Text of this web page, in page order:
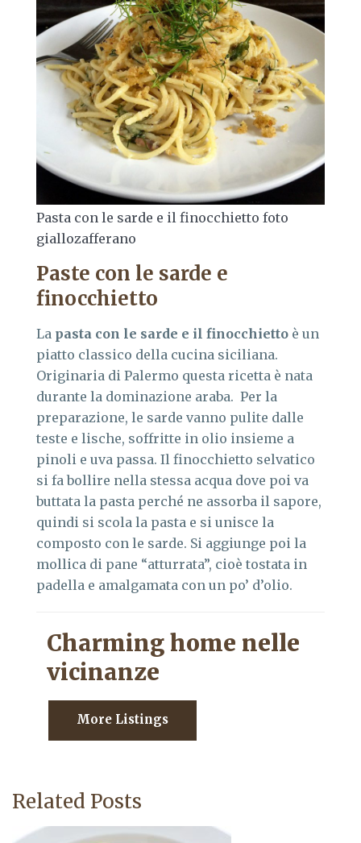
Pasta con le sarde e il finocchietto foto
giallozafferano
Paste con le sarde e
finocchietto
La pasta con le sarde e il finocchietto è un
piatto classico della cucina siciliana.
Originaria di Palermo questa ricetta è nata
durante la dominazione araba. Per la
preparazione, le sarde vanno pulite dalle
teste e lische, soffritte in olio insieme a
pinoli e uva passa. Il finocchietto selvatico
si fa bollire nella stessa acqua dove poi va
buttata la pasta perché ne assorba il sapore,
quindi si scola la pasta e si unisce la
composto con le sarde. Si aggiunge poi la
mollica di pane “atturrata”, cioè tostata in
padella e amalgamata con un po’ d’olio.
Charming home nelle
vicinanze
More Listings
Related Posts